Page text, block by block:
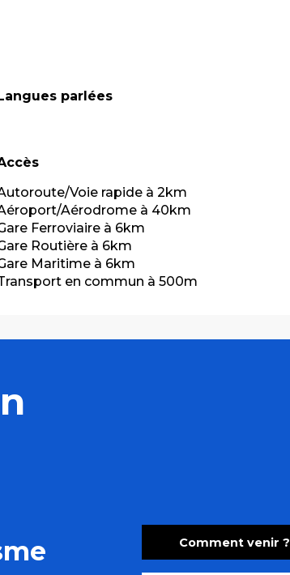
parlées
parlées
Voie rapide à 2km
Aérodrome à 40km
Ferroviaire à 6km
Routière à 6km
Maritime à 6km
en commun à 500m
Comment venir ?